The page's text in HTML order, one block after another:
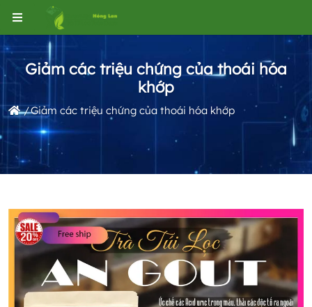
Giảm các triệu chứng của thoái hóa
khớp
Giảm các triệu chứng của thoái hóa khớp